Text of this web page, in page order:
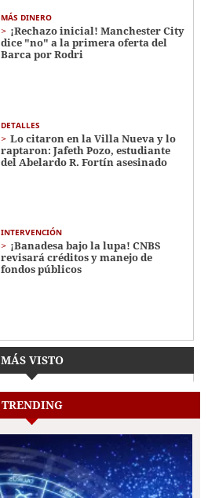
MÁS DINERO
¡Rechazo inicial! Manchester City
dice "no" a la primera oferta del
Barca por Rodri
DETALLES
Lo citaron en la Villa Nueva y lo
raptaron: Jafeth Pozo, estudiante
del Abelardo R. Fortín asesinado
INTERVENCIÓN
¡Banadesa bajo la lupa! CNBS
revisará créditos y manejo de
fondos públicos
MÁS VISTO
TRENDING